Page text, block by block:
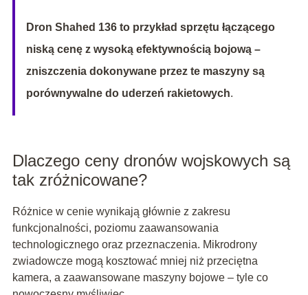
Dron Shahed 136 to przykład sprzętu łączącego
niską cenę z wysoką efektywnością bojową –
zniszczenia dokonywane przez te maszyny są
porównywalne do uderzeń rakietowych.
Dlaczego ceny dronów wojskowych są
tak zróżnicowane?
Różnice w cenie wynikają głównie z zakresu
funkcjonalności, poziomu zaawansowania
technologicznego oraz przeznaczenia. Mikrodrony
zwiadowcze mogą kosztować mniej niż przeciętna
kamera, a zaawansowane maszyny bojowe – tyle co